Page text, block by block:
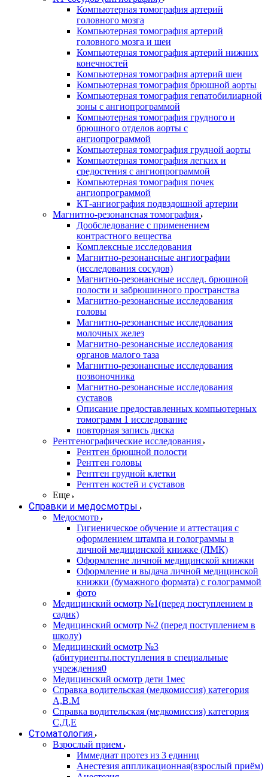
Компьютерная томография артерий
головного мозга
Компьютерная томография артерий
головного мозга и шеи
Компьютерная томография артерий нижних
конечностей
Компьютерная томография артерий шеи
Компьютерная томография брюшной аорты
Компьютерная томография гепатобилиарной
зоны с ангиопрограммой
Компьютерная томография грудного и
брюшного отделов аорты с
ангиопрограммой
Компьютерная томография грудной аорты
Компьютерная томография легких и
средостения с ангиопрограммой
Компьютерная томография почек
ангиопрограммой
КТ-ангиография подвздошной артерии
Магнитно-резонансная томография
Дообследование с применением
контрастного вещества
Комплексные исследования
Магнитно-резонансные ангиографии
(исследования сосудов)
Магнитно-резонансные исслед. брюшной
полости и забрюшинного пространства
Магнитно-резонансные исследования
головы
Магнитно-резонансные исследования
молочных желез
Магнитно-резонансные исследования
органов малого таза
Магнитно-резонансные исследования
позвоночника
Магнитно-резонансные исследования
суставов
Описание предоставленных компьютерных
томограмм 1 исследование
повторная запись диска
Рентгенографические исследования
Рентген брюшной полости
Рентген головы
Рентген грудной клетки
Рентген костей и суставов
Еще
Справки и медосмотры
Медосмотр
Гигиеническое обучение и аттестация с
оформлением штампа и голограммы в
личной медицинской книжке (ЛМК)
Оформление личной медицинской книжки
Оформление и выдача личной медицинской
книжки (бумажного формата) с голограммой
фото
Медицинский осмотр №1(перед поступлением в
садик)
Медицинский осмотр №2 (перед поступлением в
школу)
Медицинский осмотр №3
(абитуриенты.поступления в специальные
учреждения0
Медицинский осмотр дети 1мес
Справка водительская (медкомиссия) категория
А,В.М
Справка водительская (медкомиссия) категория
С,Д,Е
Стоматология
Взрослый прием
Иммедиат протез из 3 единиц
Анестезия аппликационная(взрослый приём)